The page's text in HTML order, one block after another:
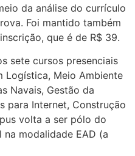
da análise do currículo
Foi mantido também
que é de R$ 39.
sete cursos presenciais
Logística, Meio Ambiente
Navais, Gestão da
para Internet, Construção
volta a ser pólo do
modalidade EAD (a